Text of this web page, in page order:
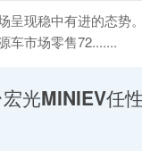
现稳中有进的态势
车市场零售72.......
光MINIEV任